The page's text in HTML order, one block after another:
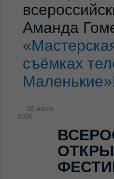
Аманда
съёмках
16 июля
2026